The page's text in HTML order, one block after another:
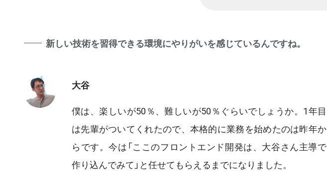
新しい技術を習得できる環境にやりがいを感じているんですね。
大谷
僕は、楽しいが50％、難しいが50％ぐらいでしょうか。1年目
は先輩がついてくれたので、本格的に業務を始めたのは昨年か
らです。今は「ここのフロントエンド開発は、大谷さん主導で
作り込んでみて」と任せてもらえるまでになりました。